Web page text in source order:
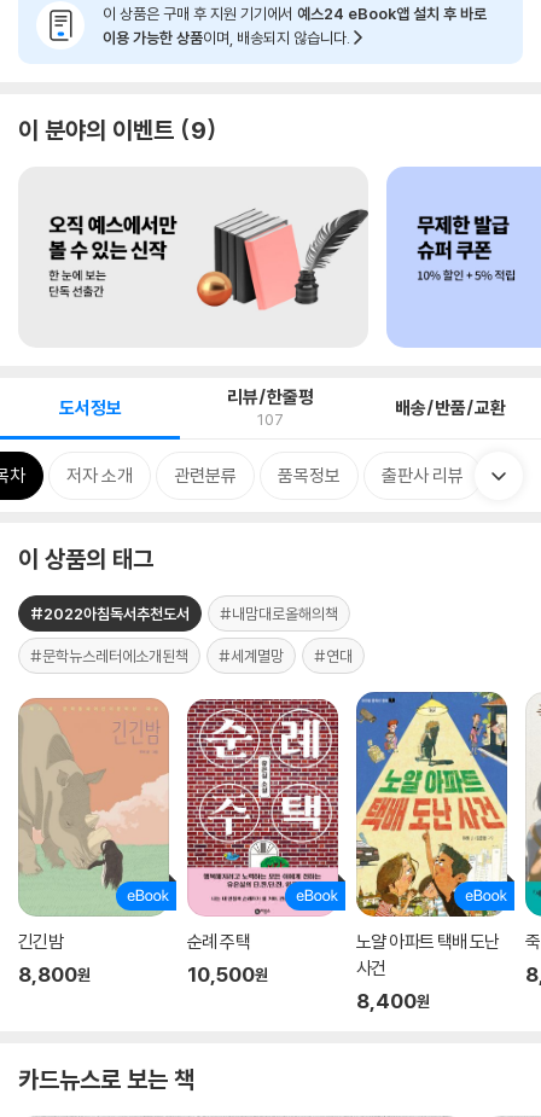
이 상품은 구매 후 지원 기기에서 예스24 eBook앱 설치 후 바로
이용 가능한 상품이며, 배송되지 않습니다.
이 분야의 이벤트 9
도서정보 리뷰/한줄평
107 배송/반품/교환
차 저자 소개 관련분류 품목정보 출판사 리뷰
이 상품의 태그
#2022아침독서추천도서 #내맘대로올해의책
#문학뉴스레터에소개된책 #세계멸망 #연대
긴긴밤
8,800원
순례 주택
10,500원
노얄 아파트 택배 도난
사건
8,400원
카드뉴스로 보는 책